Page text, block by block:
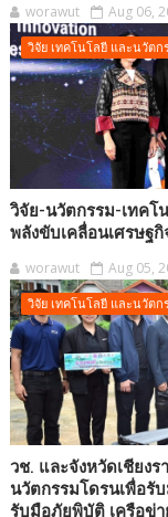
worawut Aug 06,
วิจัย เทคโนโลยี และนวัตก
วิจัย-นวัตกรรม-เทคโ
พลังขับเคลื่อนเศรษฐกิ
worawut Aug 05,
วิจัย เทคโนโลยี และนวัตก
วช. และจังหวัดเชียง
นวัตกรรมโดรนเพื่อ
รับมือภัยพิบัติ เครือข่า